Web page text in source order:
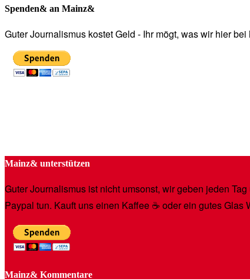
Spenden& an Mainz&
Guter Journalismus kostet Geld - Ihr mögt, was wir hier
Mainz& unterstützen
Guter Journalismus ist nicht umsonst, wir geben jeden
Paypal tun. Kauft uns einen Kaffee ☕️ oder ein gutes
Mainz& Kommentare